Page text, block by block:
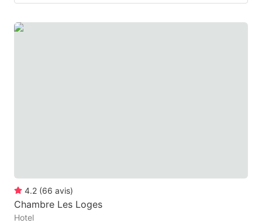
4.2 (66 avis)
Chambre Les Loges
Hotel